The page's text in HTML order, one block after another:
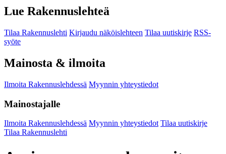
Lue Rakennuslehteä
Tilaa Rakennuslehti Kirjaudu näköislehteen Tilaa uutiskirje RSS-
syöte
Mainosta & ilmoita
Ilmoita Rakennuslehdessä Myynnin yhteystiedot
Mainostajalle
Ilmoita Rakennuslehdessä Myynnin yhteystiedot Tilaa uutiskirje
Tilaa Rakennuslehti